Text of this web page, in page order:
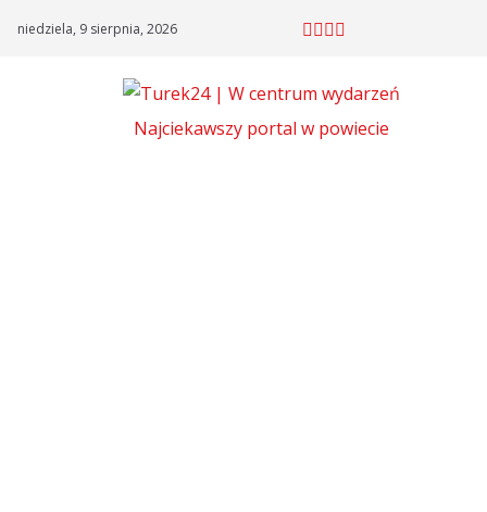
niedziela, 9 sierpnia, 2026
Najciekawszy portal w powiecie